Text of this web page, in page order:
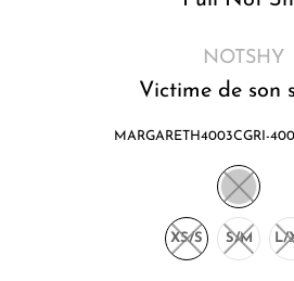
NOTSHY
Victime de son
MARGARETH4003CGRI-
XS/S S/M L/